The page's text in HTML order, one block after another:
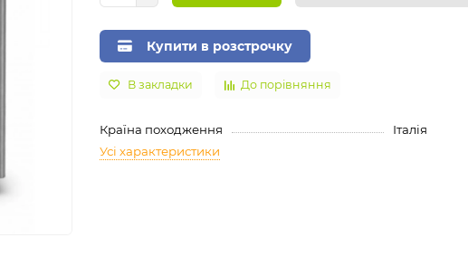
Купити в розстрочку
В закладки До порівняння
Країна походження
Італія
Усі характеристики